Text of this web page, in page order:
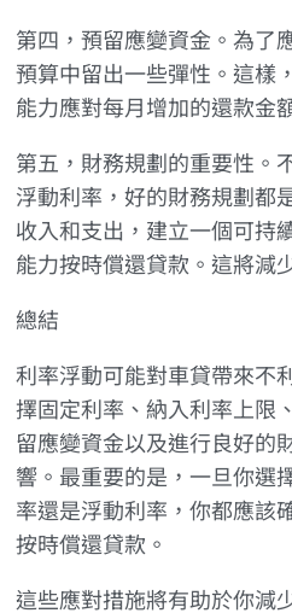
第四，預留應變資金。為了
預算中留出一些彈性。這樣
能力應對每月增加的還款金
第五，財務規劃的重要性。
浮動利率，好的財務規劃都
收入和支出，建立一個可持
能力按時償還貸款。這將減
總結
利率浮動可能對車貸帶來不
擇固定利率、納入利率上限
留應變資金以及進行良好的
響。最重要的是，一旦你選
率還是浮動利率，你都應該
按時償還貸款。
這些應對措施將有助於你減